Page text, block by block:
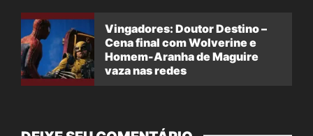
Vingadores: Doutor Destino –
Cena final com Wolverine e
Homem-Aranha de Maguire
vaza nas redes